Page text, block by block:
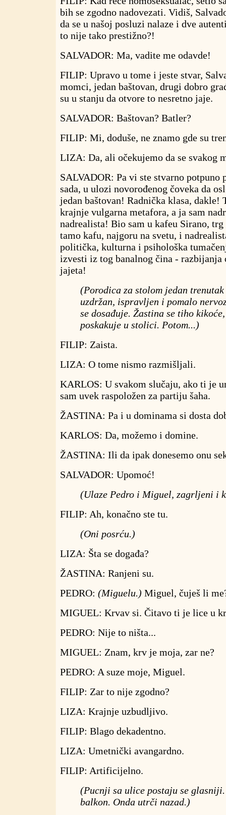
bih se zgodno nadovezati. Vidiš,
da se u našoj posluzi nalaze i dve
to nije tako prestižno?!
SALVADOR: Ma, vadite me odavde!
FILIP: Upravo u tome i jeste stvar,
momci, jedan baštovan, drugi dobro
su u stanju da otvore to nesretno jaje.
SALVADOR: Baštovan? Batler?
FILIP: Mi, doduše, ne znamo gde su
LIZA: Da, ali očekujemo da se svakog
SALVADOR: Pa vi ste stvarno potpuno
sada, u ulozi novorođenog čoveka da
jedan baštovan! Radnička klasa, dakle!
krajnje vulgarna metafora, a ja sam
nadrealista! Bio sam u kafeu Sirano,
tamo kafu, najgoru na svetu, i
politička, kulturna i psihološka
izvesti iz tog banalnog čina - razbijanja
jajeta!
(Porodica za stolom jedan
uzdržan, ispravljen i pomalo
se dosađuje. Žastina se tiho
poskakuje u stolici. Potom...)
FILIP: Zaista.
LIZA: O tome nismo razmišljali.
KARLOS: U svakom slučaju, ako ti je
sam uvek raspoložen za partiju šaha.
ŽASTINA: Pa i u dominama si dosta
KARLOS: Da, možemo i domine.
ŽASTINA: Ili da ipak donesemo onu
SALVADOR: Upomoć!
(Ulaze Pedro i Miguel, zagrljeni i
FILIP: Ah, konačno ste tu.
(Oni posrću.)
LIZA: Šta se događa?
ŽASTINA: Ranjeni su.
PEDRO: (Miguelu.) Miguel, čuješ li
MIGUEL: Krvav si. Čitavo ti je lice u
PEDRO: Nije to ništa...
MIGUEL: Znam, krv je moja, zar ne?
PEDRO: A suze moje, Miguel.
FILIP: Zar to nije zgodno?
LIZA: Krajnje uzbudljivo.
FILIP: Blago dekadentno.
LIZA: Umetnički avangardno.
FILIP: Artificijelno.
(Pucnji sa ulice postaju se
balkon. Onda utrči nazad.)